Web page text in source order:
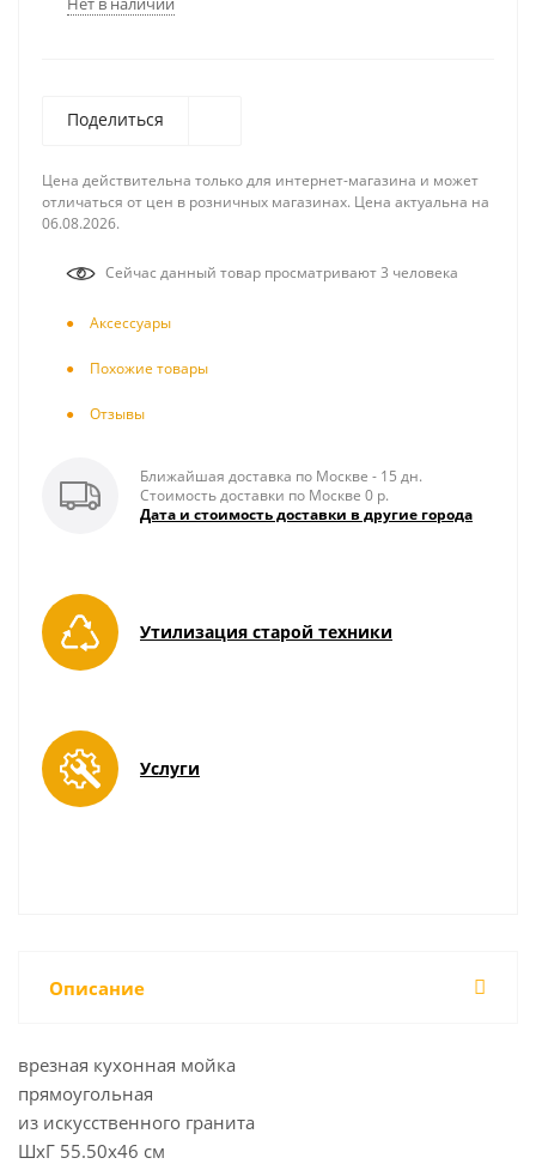
Поделиться
Цена действительна только для интернет-магазина и может
отличаться от цен в розничных магазинах. Цена актуальна на
06.08.2026.
Сейчас данный товар просматривают 3 человека
Аксесcуары
Похожие товары
Отзывы
Ближайшая доставка по Москве - 15 дн.
Стоимость доставки по Москве 0 р.
Дата и стоимость доставки в другие города
Утилизация старой техники
Услуги
Описание
врезная кухонная мойка
прямоугольная
из искусственного гранита
ШхГ 55.50х46 см